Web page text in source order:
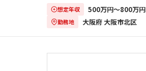
想定年収 500万円〜800万円
勤務地 大阪府 大阪市北区